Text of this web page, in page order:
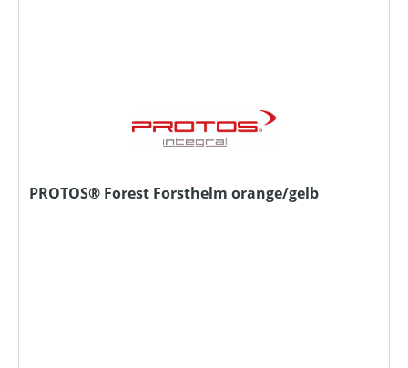
PROTOS® Forest Forsthelm orange/gelb